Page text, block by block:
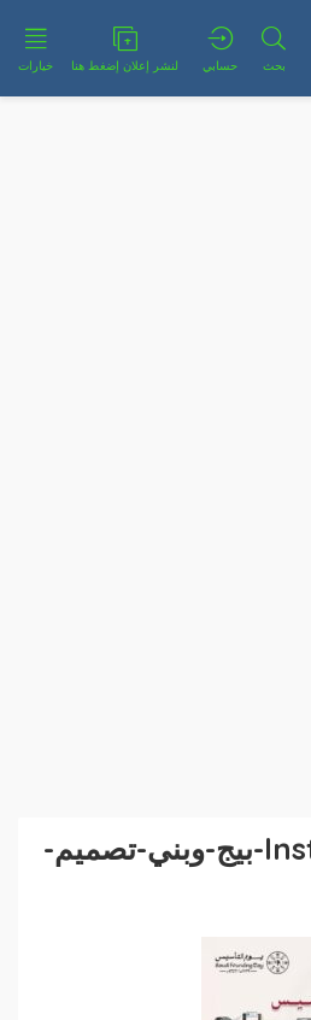
بحث حسابي لنشر إعلان إضغط هنا خيارات
منشور-Instagram-بيج-وبني-تصميم-